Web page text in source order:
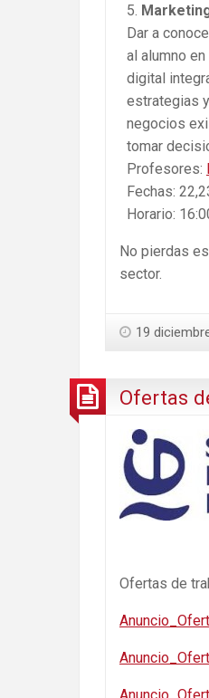
Dar a
al alumno
digital
estrategias
negocios
tomar
Profesores:
Fechas:
Horario:
No pierdas
sector.
19
Ofertas
Ofertas de